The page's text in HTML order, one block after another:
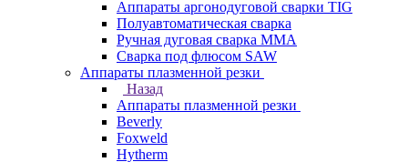
Аппараты аргонодуговой сварки TIG
Полуавтоматическая сварка
Ручная дуговая сварка MMA
Сварка под флюсом SAW
Аппараты плазменной резки
Назад
Аппараты плазменной резки
Beverly
Foxweld
Hytherm